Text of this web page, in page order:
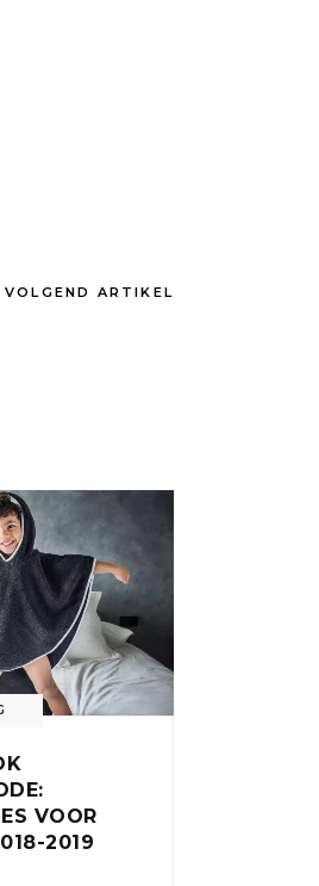
VOLGEND ARTIKEL
VOOR
2019